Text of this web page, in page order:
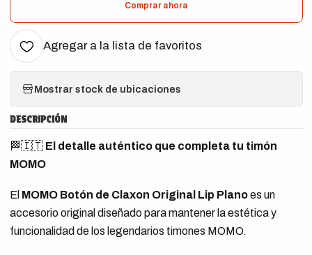
Comprar ahora
Agregar a la lista de favoritos
Mostrar stock de ubicaciones
DESCRIPCIÓN
🏁🇮🇹 El detalle auténtico que completa tu timón
MOMO
El MOMO Botón de Claxon Original Lip Planoes un
accesorio original diseñado para mantener la estética y
funcionalidad de los legendarios timones MOMO.